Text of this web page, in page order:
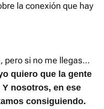
la conexión que hay
pero si no me llegas...
quiero que la gente
nosotros, en ese
consiguiendo.